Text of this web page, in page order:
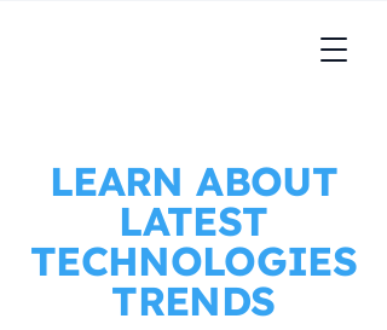
LEARN ABOUT
LATEST
TECHNOLOGIES
TRENDS